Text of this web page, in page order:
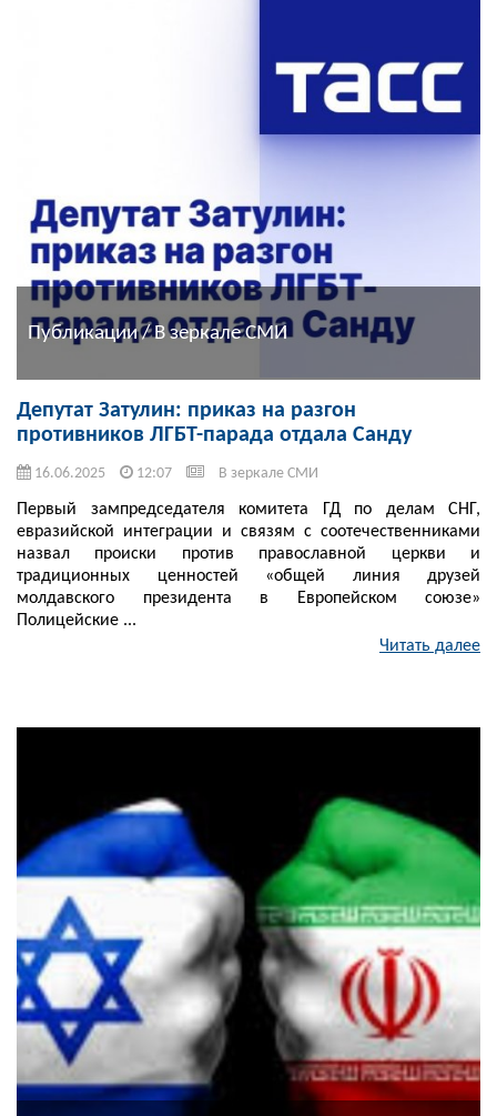
Публикации / В зеркале СМИ
Депутат Затулин: приказ на разгон
противников ЛГБТ-парада отдала Санду
16.06.2025 12:07 В зеркале СМИ
Первый зампредседателя комитета ГД по делам СНГ,
евразийской интеграции и связям с соотечественниками
назвал происки против православной церкви и
традиционных ценностей «общей линия друзей
молдавского президента в Европейском союзе»
Полицейские ...
Читать далее